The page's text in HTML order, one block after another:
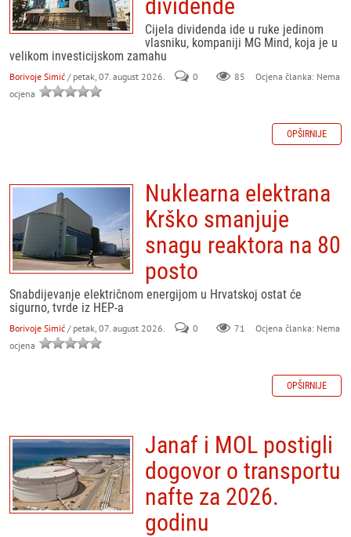
dividende
Cijela dividenda ide u ruke jedinom
vlasniku, kompaniji MG Mind, koja je u
velikom investicijskom zamahu
Borivoje Simić / petak, 07. august 2026. 0 85
Ocjena članka: Nema
ocjena
OPŠIRNIJE
Nuklearna elektrana
Krško smanjuje
snagu reaktora na 80
posto
Snabdijevanje električnom energijom u Hrvatskoj ostat će
sigurno, tvrde iz HEP-a
Borivoje Simić / petak, 07. august 2026. 0 71
Ocjena članka: Nema
ocjena
OPŠIRNIJE
Janaf i MOL postigli
dogovor o transportu
nafte za 2026.
godinu